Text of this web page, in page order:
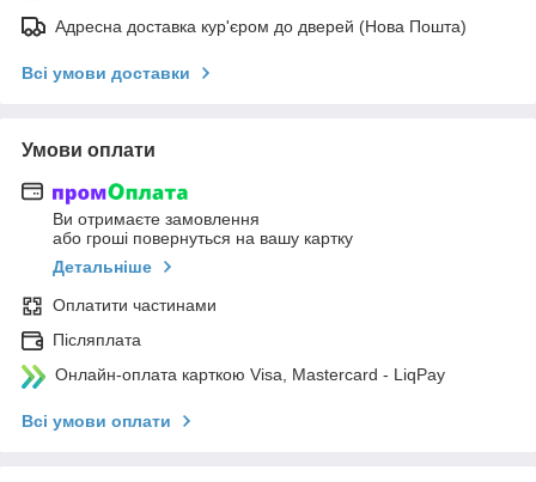
Адресна доставка кур'єром до дверей (Нова Пошта)
Всі умови доставки
Умови оплати
Ви отримаєте замовлення
або гроші повернуться на вашу картку
Детальніше
Оплатити частинами
Післяплата
Онлайн-оплата карткою Visa, Mastercard - LiqPay
Всі умови оплати